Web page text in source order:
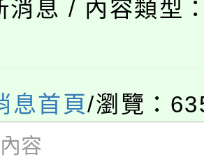
」之「藝術教育
)教師甄選結果(
校115學年度第
)教師甄選結果(
國文化大學推廣
息 / 內容類型
息首頁/瀏覽：